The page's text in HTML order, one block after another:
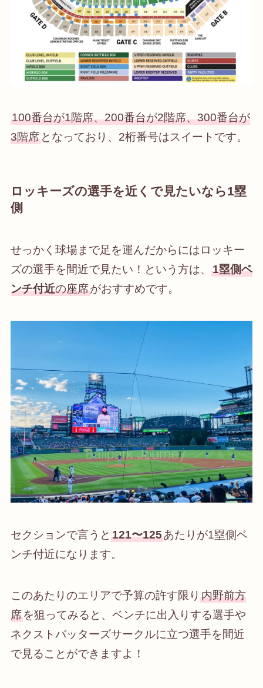
100番台が1階席、200番台が2階席、300番台が
3階席となっており、2桁番号はスイートです。
ロッキーズの選手を近くで見たいなら1塁
側
せっかく球場まで足を運んだからにはロッキー
ズの選手を間近で見たい！という方は、 1塁側ベ
ンチ付近の座席がおすすめです。
セクションで言うと 121〜125あたりが1塁側ベ
ンチ付近になります。
このあたりのエリアで予算の許す限り 内野前方
席を狙ってみると、ベンチに出入りする選手や
ネクストバッターズサークルに立つ選手を間近
で見ることができますよ！